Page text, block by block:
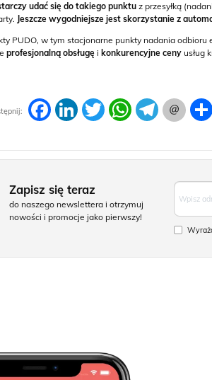
udać się do takiego punktu z przesyłką
Jeszcze wygodniejsze jest skorzystanie z
PUDO, w tym stacjonarne punkty nadania odbioru
profesjonalną obsługę i konkurencyjne ceny usług
FacebookLinkedInTwitter WhatsAppTelegram
Zapisz się teraz
do naszego newslettera i otrzymuj
nowości i promocje jako pierwszy!